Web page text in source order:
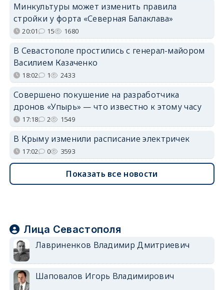
Минкультуры может изменить правила
стройки у форта «Северная Балаклава»
20:01 15 1680
В Севастополе простились с генерал-майором
Василием Казаченко
18:02 1 2433
Совершено покушение на разработчика
дронов «Упырь» — что известно к этому часу
17:18 2 1549
В Крыму изменили расписание электричек
17:02 0 3593
Показать все новости
Лица Севастополя
Лавриненков Владимир Дмитриевич
Шаповалов Игорь Владимирович